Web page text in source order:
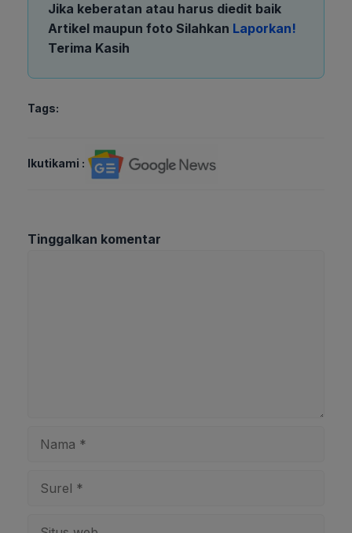
Jika keberatan atau harus diedit baik
Artikel maupun foto Silahkan Laporkan!
Terima Kasih
Tags:
Ikutikami :
Tinggalkan komentar